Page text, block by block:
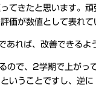
てきたと思います。
価が数値として表れて
あれば、改善できるよ
ので、2学期で上が
ということですし、